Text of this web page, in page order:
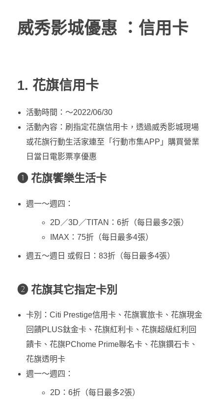
威秀影城優惠 ：信用卡
1. 花旗信用卡
活動時間：～2022/06/30
活動內容：刷指定花旗信用卡，透過威秀影城現場
或花旗行動生活家連至「行動市集APP」購買營業
日當日電影票享優惠
❶ 花旗饗樂生活卡
週一～週四：
2D／3D／TITAN：6折（每日最多2張）
IMAX：75折（每日最多4張）
週五～週日 或假日：83折（每日最多4張）
❷ 花旗其它指定卡別
卡別：Citi Prestige信用卡、花旗寰旅卡、花旗現金
回饋PLUS鈦金卡、花旗紅利卡、花旗超級紅利回
饋卡、花旗PChome Prime聯名卡、花旗鑽石卡、
花旗透明卡
週一～週四：
2D：6折（每日最多2張）